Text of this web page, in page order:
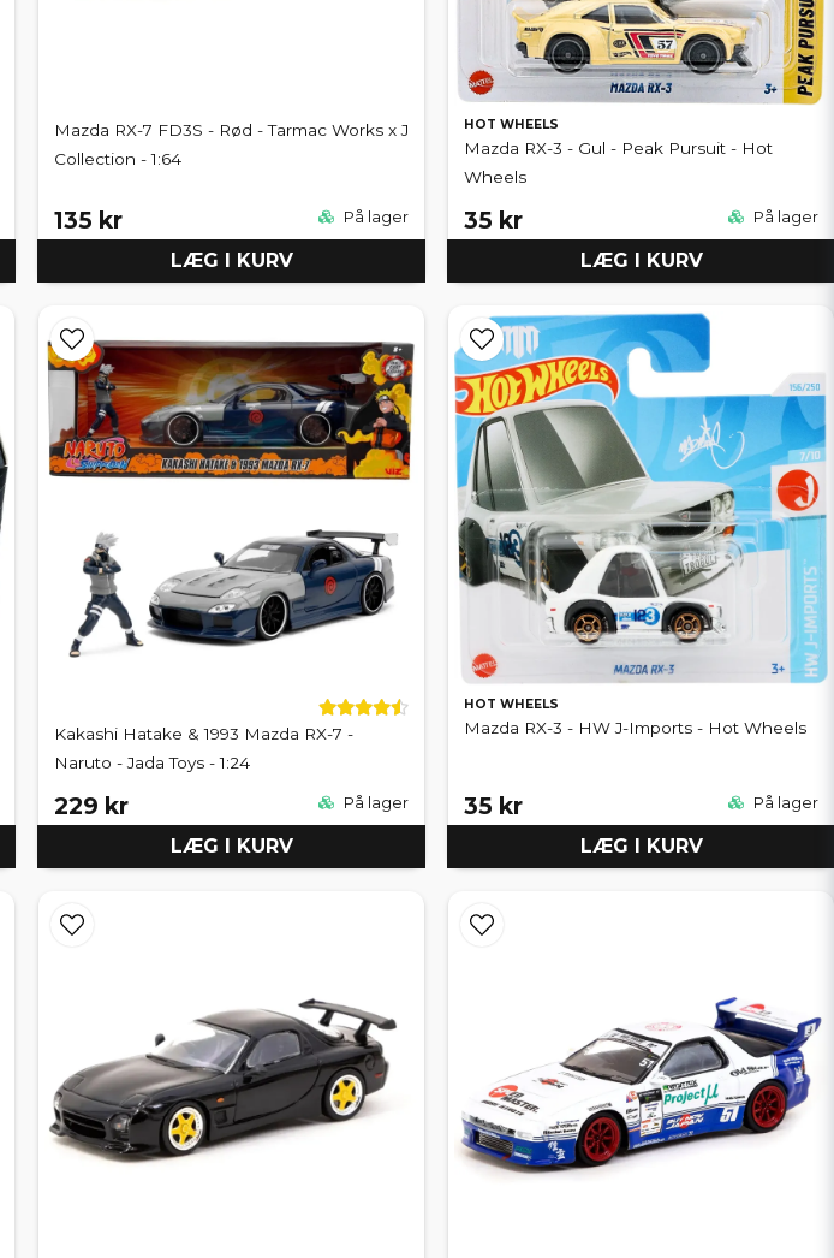
Mazda RX-7 FD3S - Rød - Tarmac Works x J
Collection - 1:64
135 kr På lager
LÆG I KURV
HOT WHEELS
Mazda RX-3 - Gul - Peak Pursuit - Hot
Wheels
35 kr På lager
LÆG I KURV
Kakashi Hatake & 1993 Mazda RX-7 -
Naruto - Jada Toys - 1:24
229 kr På lager
LÆG I KURV
HOT WHEELS
Mazda RX-3 - HW J-Imports - Hot Wheels
35 kr På lager
LÆG I KURV